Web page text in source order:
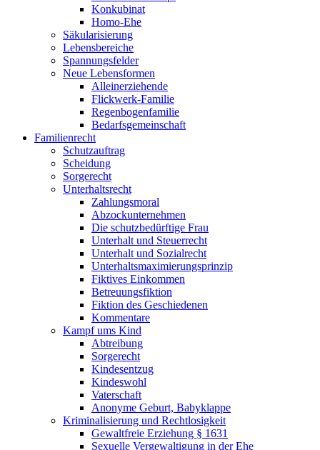
Konkubinat
Homo-Ehe
Säkularisierung
Lebensbereiche
Spannungsfelder
Neue Lebensformen
Alleinerziehende
Flickwerk-Familie
Regenbogenfamilie
Bedarfsgemeinschaft
Familienrecht
Schutzauftrag
Scheidung
Sorgerecht
Unterhaltsrecht
Zahlungsmoral
Abzockunternehmen
Die schutzbedürftige Frau
Unterhalt und Steuerrecht
Unterhalt und Sozialrecht
Unterhaltsmaximierungsprinzip
Fiktives Einkommen
Betreuungsfiktion
Fiktion des Geschiedenen
Kommentare
Kampf ums Kind
Abtreibung
Sorgerecht
Kindesentzug
Kindeswohl
Vaterschaft
Anonyme Geburt, Babyklappe
Kriminalisierung und Rechtlosigkeit
Gewaltfreie Erziehung § 1631
Sexuelle Vergewaltigung in der Ehe